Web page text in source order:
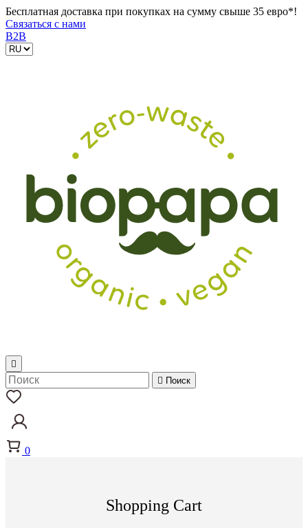
Бесплатная доставка при покупках на сумму свыше 35 евро*!
Связаться с нами
B2B

 Поиск
0
Shopping Cart